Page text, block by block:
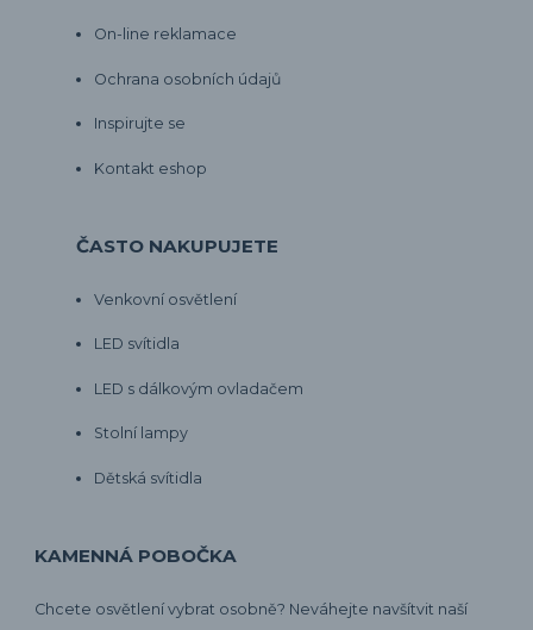
On-line reklamace
Ochrana osobních údajů
Inspirujte se
Kontakt eshop
ČASTO NAKUPUJETE
Venkovní osvětlení
LED svítidla
LED s dálkovým ovladačem
Stolní lampy
Dětská svítidla
KAMENNÁ POBOČKA
Chcete osvětlení vybrat osobně? Neváhejte navšítvit naší